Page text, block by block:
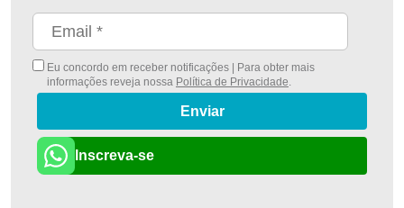
Eu concordo em receber notificações | Para obter mais
informações reveja nossa Política de Privacidade.
Enviar
Inscreva-se